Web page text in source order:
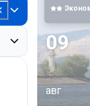
выдается
На борту
09
авг